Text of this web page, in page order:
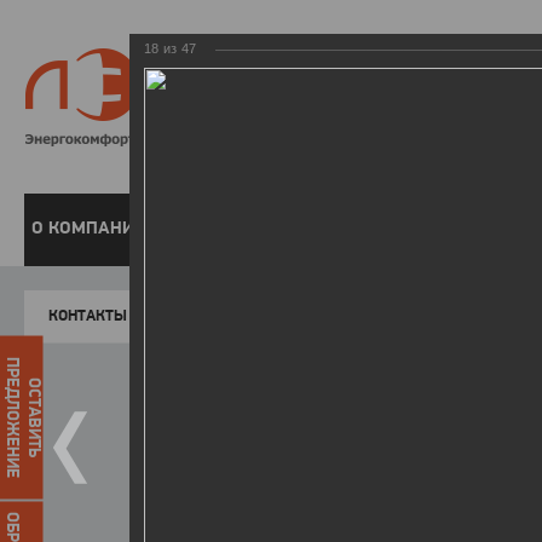
8 800
О КОМПАНИИ
КОНТАКТЫ
ОСТАВИТЬ
ПРЕДЛОЖЕНИЕ
18 из 47